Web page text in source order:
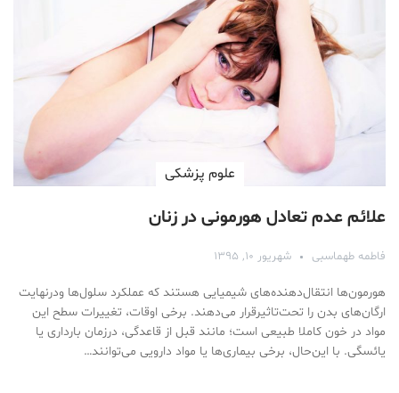
علوم پزشكی
علائم عدم تعادل هورمونی در زنان
فاطمه طهماسبی شهریور ۱۰, ۱۳۹۵
هورمون‌ها انتقال‌دهنده‌های شیمیایی هستند که عملکرد سلول‌ها ودرنهایت
ارگان‌های بدن را تحت‌تاثیرقرار می‌دهند. برخی اوقات، تغییرات سطح این
مواد در خون کاملا طبیعی است؛ مانند قبل از قاعدگی، درزمان بارداری یا
یائسگی. با این‌‌حال، برخی بیماری‌ها یا مواد دارویی می‌توانند…